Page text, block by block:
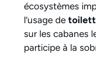
écosystèmes
l’usage de
sur les cabanes
participe à la